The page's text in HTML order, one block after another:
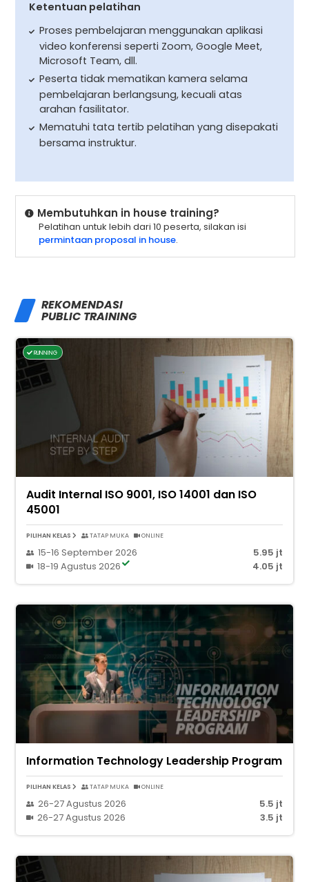
Ketentuan pelatihan
Proses pembelajaran menggunakan aplikasi
video konferensi seperti Zoom, Google Meet,
Microsoft Team, dll.
Peserta tidak mematikan kamera selama
pembelajaran berlangsung, kecuali atas
arahan fasilitator.
Mematuhi tata tertib pelatihan yang disepakati
bersama instruktur.
Membutuhkan in house training?
Pelatihan untuk lebih dari 10 peserta, silakan isi
permintaan proposal in house.
REKOMENDASI
PUBLIC TRAINING
RUNNING
Audit Internal ISO 9001, ISO 14001 dan ISO
45001
PILIHAN KELAS TATAP MUKA ONLINE
15-16 September 2026
5.95 jt
18-19 Agustus 2026
4.05 jt
Information Technology Leadership Program
PILIHAN KELAS TATAP MUKA ONLINE
26-27 Agustus 2026
5.5 jt
26-27 Agustus 2026
3.5 jt